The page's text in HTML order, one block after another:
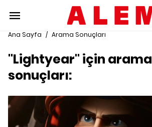
Ana Sayfa / Arama Sonuçları
"Lightyear" için arama
sonuçları: